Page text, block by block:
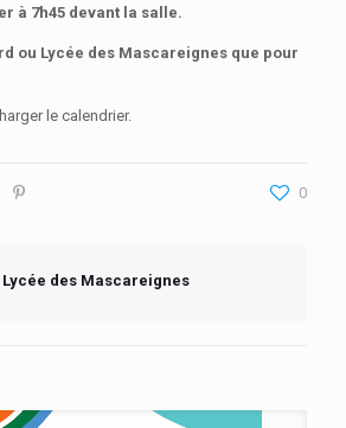
à 7h45 devant la salle.
ou Lycée des Mascareignes que pour
le calendrier.
0
Lycée des Mascareignes